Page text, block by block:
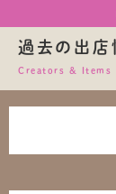
過去の出店
Creators & Items